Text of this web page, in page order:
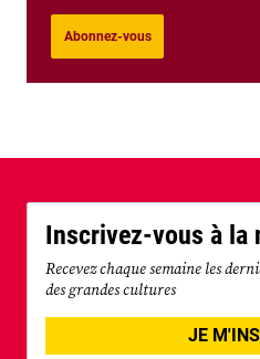
Abonnez-vous
Inscrivez-vous à la
Recevez chaque semaine les
des grandes cultures
JE